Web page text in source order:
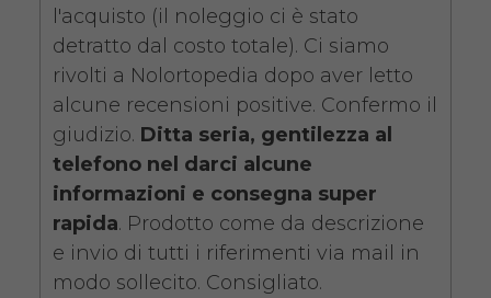
Noleggio Letto da
degenza ortopedico
elettrico in legno +
Materasso Antidecubito
l'acquisto (il noleggio ci è stato
detratto dal costo totale). Ci siamo
rivolti a Nolortopedia dopo aver letto
alcune recensioni positive. Confermo il
giudizio. Ditta seria, gentilezza al
telefono nel darci alcune
informazioni e consegna super
rapida. Prodotto come da descrizione
e invio di tutti i riferimenti via mail in
modo sollecito. Consigliato.